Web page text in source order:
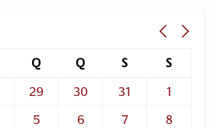
Q Q S
S
29 30 31
1
5 6 7
8